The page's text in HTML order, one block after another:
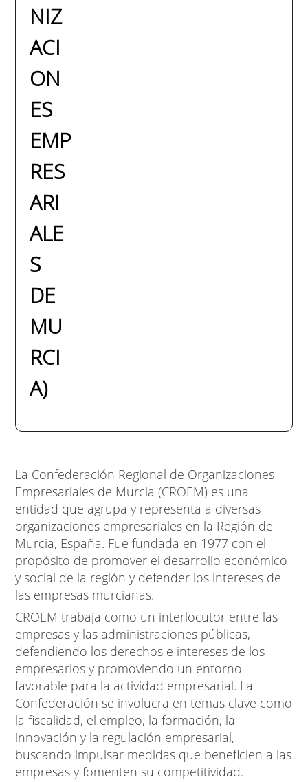
NIZ
ACI
ON
ES
EMP
RES
ARI
ALE
S
DE
MU
RCI
A)
La Confederación Regional de Organizaciones
Empresariales de Murcia (CROEM) es una
entidad que agrupa y representa a diversas
organizaciones empresariales en la Región de
Murcia, España. Fue fundada en 1977 con el
propósito de promover el desarrollo económico
y social de la región y defender los intereses de
las empresas murcianas.
CROEM trabaja como un interlocutor entre las
empresas y las administraciones públicas,
defendiendo los derechos e intereses de los
empresarios y promoviendo un entorno
favorable para la actividad empresarial. La
Confederación se involucra en temas clave como
la fiscalidad, el empleo, la formación, la
innovación y la regulación empresarial,
buscando impulsar medidas que beneficien a las
empresas y fomenten su competitividad.